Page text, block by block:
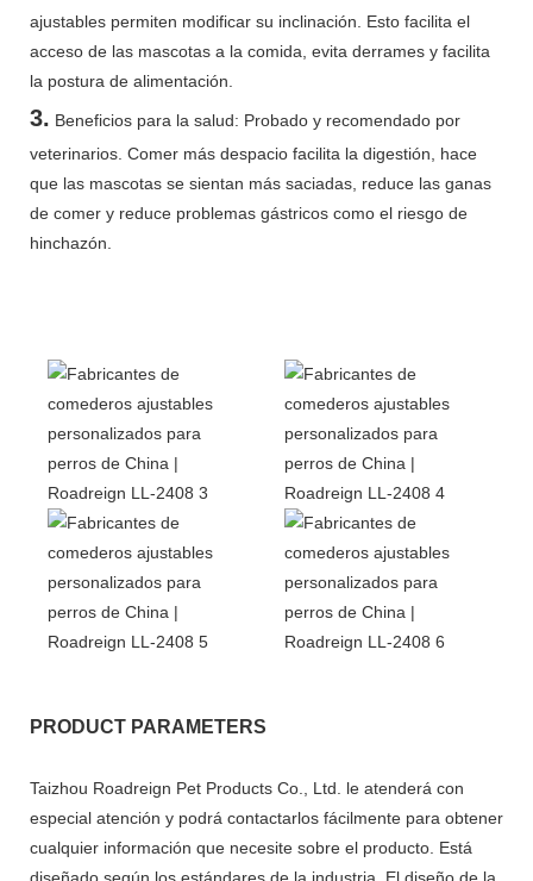
ajustables permiten modificar su inclinación. Esto facilita el
acceso de las mascotas a la comida, evita derrames y facilita
la postura de alimentación.
3. Beneficios para la salud: Probado y recomendado por
veterinarios. Comer más despacio facilita la digestión, hace
que las mascotas se sientan más saciadas, reduce las ganas
de comer y reduce problemas gástricos como el riesgo de
hinchazón.
PRODUCT PARAMETERS
Taizhou Roadreign Pet Products Co., Ltd. le atenderá con
especial atención y podrá contactarlos fácilmente para obtener
cualquier información que necesite sobre el producto. Está